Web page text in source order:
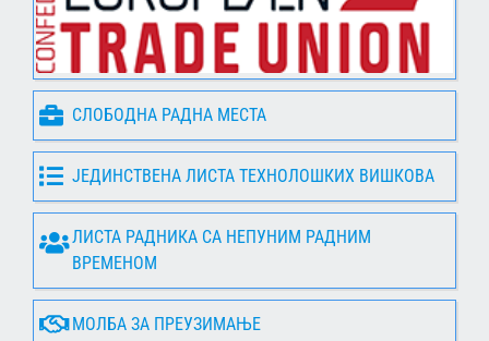
СЛОБОДНА РАДНА МЕСТА
ЈЕДИНСТВЕНА ЛИСТА ТЕХНОЛОШКИХ ВИШКОВА
ЛИСТА РАДНИКА СА НЕПУНИМ РАДНИМ
ВРЕМЕНОМ
МОЛБА ЗА ПРЕУЗИМАЊЕ